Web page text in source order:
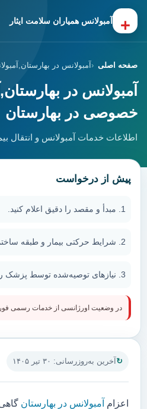
+ آمبولانس همیاران سلامت ایثار
صفحه اصلی آمبولانس در
آمبولانس در
خصوصی در بهارستان
اطلاعات خدمات آمبولانس و انتقال
آخرین به‌روزرسانی: ۳۰ تیر ۱۴۰۵
اعزام آمبولانس در بهارستان
پیش از درخواست
مبدأ و مقصد را دقیق اعلام کنید.
شرایط حرکتی بیمار و طبقه
نیازهای توصیه‌شده توسط پزشک
در وضعیت اورژانسی از خدمات رسمی